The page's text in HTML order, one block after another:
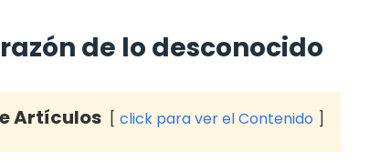
de lo desconocido
Artículos click para ver el Contenido